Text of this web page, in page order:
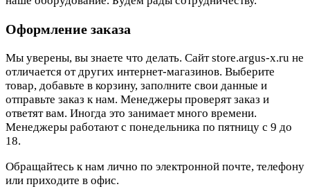
Оформление заказа
Мы уверены, вы знаете что делать. Сайт store.argus-x.ru не
отличается от других интернет-магазинов. Выберите
товар, добавьте в корзину, заполните свои данные и
отправьте заказ к нам. Менеджеры проверят заказ и
ответят вам. Иногда это занимает много времени.
Менеджеры работают с понедельника по пятницу с 9 до
18.
Обращайтесь к нам лично по электронной почте, телефону
или приходите в офис.